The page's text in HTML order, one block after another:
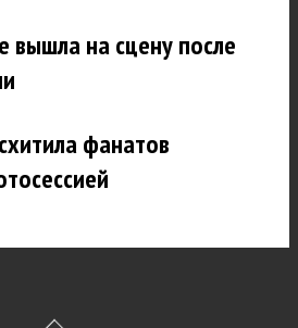
вышла на сцену после
фанатов